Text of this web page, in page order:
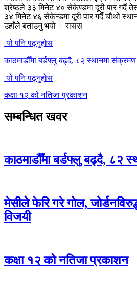
श्रेष्ठले ३३ मिनेट ४० सेकेण्डमा दूरी पार गर्दै
३४ मिनेट ४६ सेकेन्डमा दूरी पार गर्दै चौंथो
उहाँले बताउनु भयो । रासस
यो पनि पढ्नुहोस
काठमाडौँमा बर्डफ्लु बढ्दै, ८२ स्थानमा संक्रमण
यो पनि पढ्नुहोस
कक्षा १२ को नतिजा प्रकाशन
सम्बन्धित खवर
काठमाडौँमा बर्डफ्लु बढ्दै, ८२
मेसीले फेरि गरे गोल,
विजयी
कक्षा १२ को नतिजा प्रकाशन